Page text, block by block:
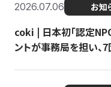
2026.07.06 お知
coki | 日本初「認定
ントが事務局を担い、